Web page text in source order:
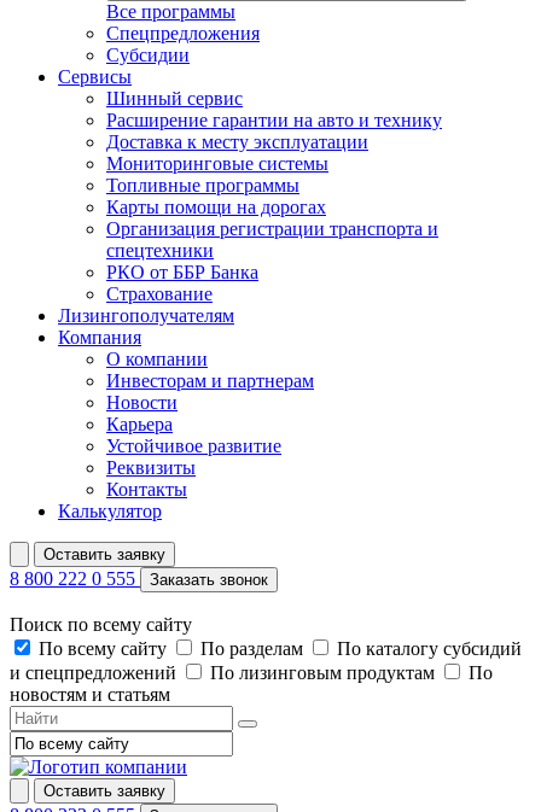
Все программы
Спецпредложения
Субсидии
Сервисы
Шинный сервис
Расширение гарантии на авто и технику
Доставка к месту эксплуатации
Мониторинговые системы
Топливные программы
Карты помощи на дорогах
Организация регистрации транспорта и
спецтехники
РКО от ББР Банка
Страхование
Лизингополучателям
Компания
О компании
Инвесторам и партнерам
Новости
Карьера
Устойчивое развитие
Реквизиты
Контакты
Калькулятор
Оставить заявку
8 800 222 0 555 Заказать звонок
Поиск по всему сайту
По всему сайту
По разделам
По каталогу субсидий
и спецпредложений
По лизинговым продуктам
По
новостям и статьям
Оставить заявку